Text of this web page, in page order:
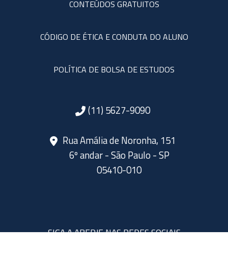
CONTEÚDOS GRATUITOS
CÓDIGO DE ÉTICA E CONDUTA DO ALUNO
POLÍTICA DE BOLSA DE ESTUDOS
(11) 5627-9090
Rua Amália de Noronha, 151
6º andar - São Paulo - SP
05410-010
SIGA A ABERJE NAS REDES SOCIAIS